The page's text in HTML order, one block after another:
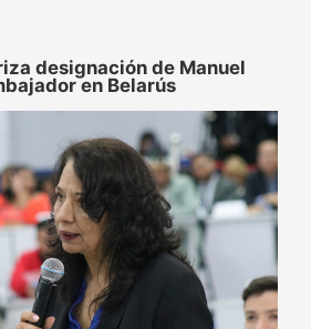
designación de Manuel
en Belarús